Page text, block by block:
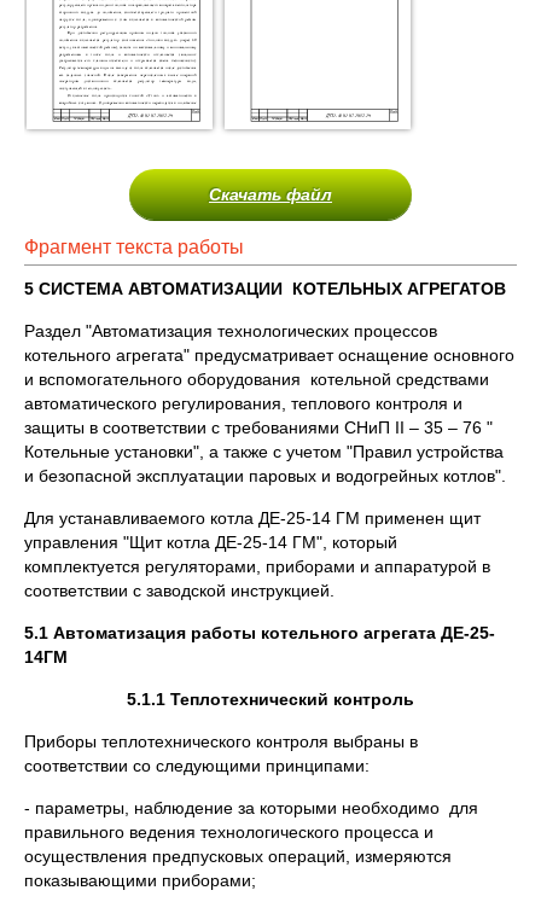
Скачать файл
Фрагмент текста работы
5 СИСТЕМА АВТОМАТИЗАЦИИ КОТЕЛЬНЫХ АГРЕГАТОВ
Раздел "Автоматизация технологических процессов
котельного агрегата" предусматривает оснащение основного
и вспомогательного оборудования котельной средствами
автоматического регулирования, теплового контроля и
защиты в соответствии с требованиями СНиП II – 35 – 76 "
Котельные установки", а также с учетом "Правил устройства
и безопасной эксплуатации паровых и водогрейных котлов".
Для устанавливаемого котла ДЕ-25-14 ГМ применен щит
управления "Щит котла ДЕ-25-14 ГМ", который
комплектуется регуляторами, приборами и аппаратурой в
соответствии с заводской инструкцией.
5.1 Автоматизация работы котельного агрегата ДЕ-25-
14ГМ
5.1.1 Теплотехнический контроль
Приборы теплотехнического контроля выбраны в
соответствии со следующими принципами:
- параметры, наблюдение за которыми необходимо для
правильного ведения технологического процесса и
осуществления предпусковых операций, измеряются
показывающими приборами;